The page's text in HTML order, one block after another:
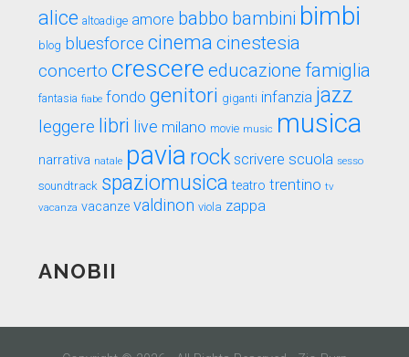
alice altoadige amore babbo bambini bimbi
blog bluesforce cinema cinestesia
concerto crescere educazione famiglia
fantasia fiabe fondo genitori giganti infanzia jazz
leggere libri live milano movie music musica
narrativa natale pavia rock scrivere scuola sesso
soundtrack spaziomusica teatro trentino tv
vacanza vacanze valdinon viola zappa
ANOBII